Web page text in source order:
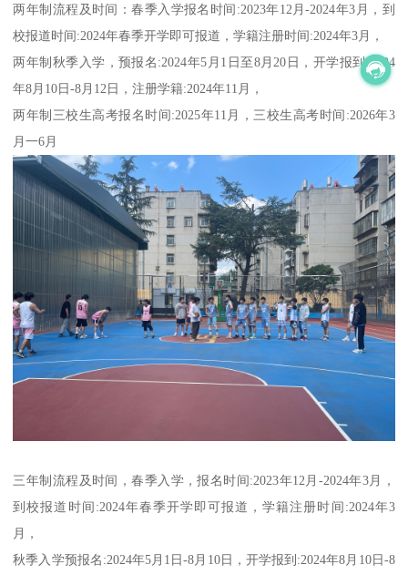
两年制流程及时间：春季入学报名时间:2023年12月-2024年3月，到
校报道时间:2024年春季开学即可报道，学籍注册时间:2024年3月，
两年制秋季入学，预报名:2024年5月1日至8月20日，开学报到:2024
年8月10日-8月12日，注册学籍:2024年11月，
两年制三校生高考报名时间:2025年11月，三校生高考时间:2026年3
月一6月
三年制流程及时间，春季入学，报名时间:2023年12月-2024年3月，
到校报道时间:2024年春季开学即可报道，学籍注册时间:2024年3
月，
秋季入学预报名:2024年5月1日-8月10日，开学报到:2024年8月10日-8